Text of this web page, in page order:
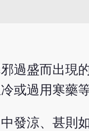
過盛而出現
或過用寒藥
發涼、甚則